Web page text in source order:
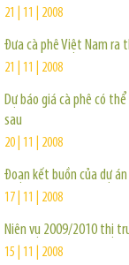
21 | 11 | 2008
Đưa cà phê Việt Nam ra
21 | 11 | 2008
Dự báo giá cà phê có
sau
20 | 11 | 2008
Đoạn kết buồn của dự
17 | 11 | 2008
Niên vụ 2009/2010 thị
15 | 11 | 2008